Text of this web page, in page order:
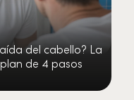
del cabello? La
de 4 pasos